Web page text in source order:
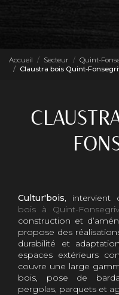
Accueil Secteur
Quint-
Claustra bois Quint-
Cultur'bois, intervient
bois à Quint-
construction et
propose des
durabilité et
espaces extérieurs
couvre une large
bois, pose de
pergolas, parquets et